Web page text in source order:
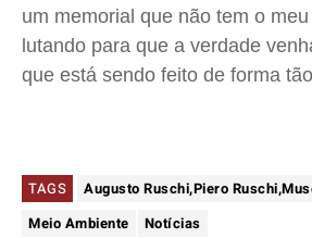
um memorial que não tem o
lutando para que a verdade
que está sendo feito de forma
TAGS
Augusto Ruschi,Piero
Meio Ambiente
Notícias